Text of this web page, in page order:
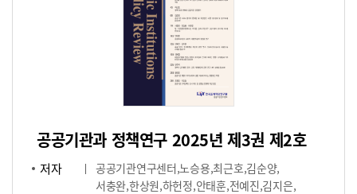
공공기관과 정책연구 2025년 제3권 제2호
저자
공공기관연구센터,노승용,최근호,김순양,
서충완,한상원,하헌정,안태훈,전예진,김지은,